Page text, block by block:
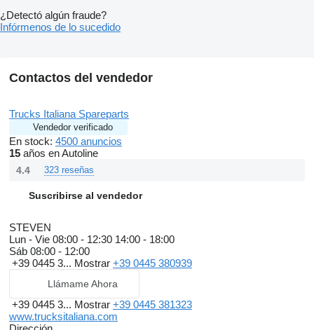
¿Detectó algún fraude?
Infórmenos de lo sucedido
Contactos del vendedor
Trucks Italiana Spareparts
Vendedor verificado
En stock: 4500 anuncios
15 años en Autoline
4.4 323 reseñas
Suscribirse al vendedor
STEVEN
Lun - Vie 08:00 - 12:30 14:00 - 18:00
Sáb 08:00 - 12:00
+39 0445 3... Mostrar +39 0445 380939
Llámame Ahora
+39 0445 3... Mostrar +39 0445 381323
www.trucksitaliana.com